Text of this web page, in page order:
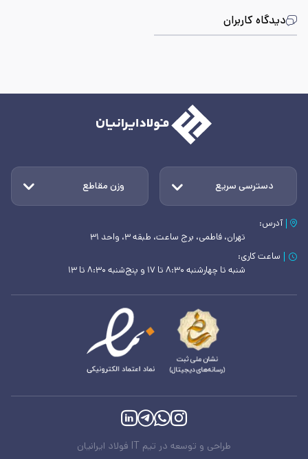
دیدگاه کاربران
دسترسی سریع وزن مقاطع
آدرس:
تهران، فاطمی، برج ساعت، طبقه ۳، واحد ۳۱
ساعت کاری:
شنبه تا چهارشنبه ۸:۳۰ تا ۱۷ و پنج‌شنبه ۸:۳۰ تا ۱۳
طراحی و توسعه در تیم IT فولاد ایرانیان